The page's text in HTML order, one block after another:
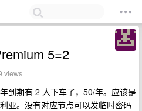
5=2
views
到期有 2 人下车了，50/年。应该是
亚。没有对应节点可以发临时密码